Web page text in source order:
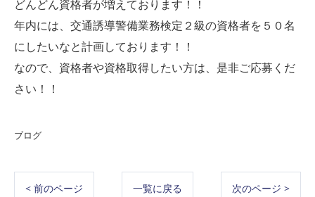
どんどん資格者が増えております！！
年内には、交通誘導警備業務検定２級の資格者を５０名
にしたいなと計画しております！！
なので、資格者や資格取得したい方は、是非ご応募くだ
さい！！
ブログ
< 前のページ 一覧に戻る 次のページ >